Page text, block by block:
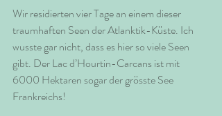
Wir residierten vier Tage an einem dieser
traumhaften Seen der Atlanktik-Küste. Ich
wusste gar nicht, dass es hier so viele Seen
gibt. Der Lac d’Hourtin-Carcans ist mit
6000 Hektaren sogar der grösste See
Frankreichs!